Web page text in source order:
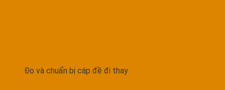
Đo và chuẩn bị cáp đề đi thay